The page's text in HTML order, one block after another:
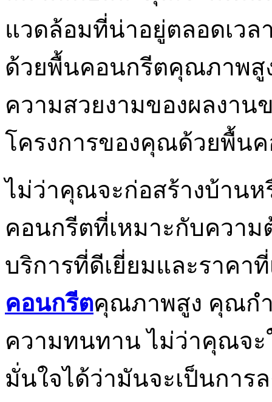
แวดล้อมที่น่าอยู่ตลอดเวล
ด้วยพื้นคอนกรีตคุณภาพสู
ความสวยงามของผลงา
โครงการของคุณด้วยพื้น
ไม่ว่าคุณจะก่อสร้างบ้าน
คอนกรีตที่เหมาะกับควา
บริการที่ดีเยี่ยมและราคา
คอนกรีตคุณภาพสูง คุณกำ
ความทนทาน ไม่ว่าคุณจะ
มั่นใจได้ว่ามันจะเป็นการ